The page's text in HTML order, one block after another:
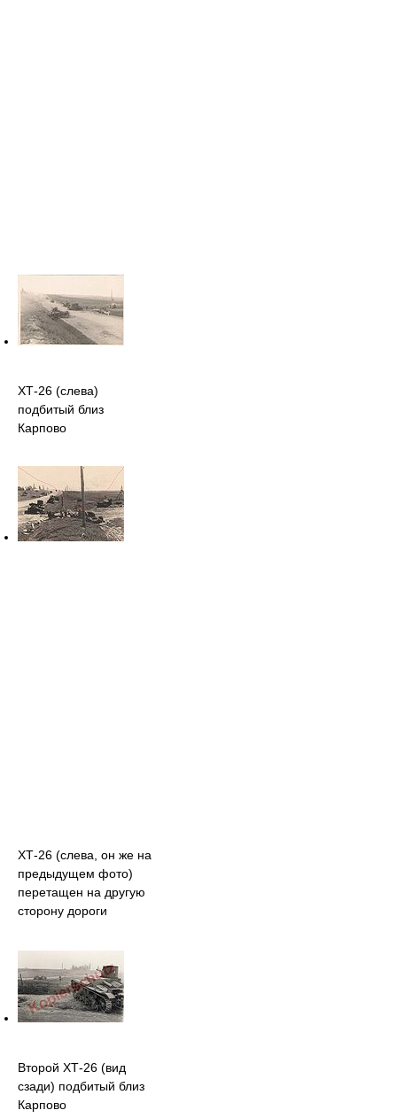
ХТ-26 (слева)
подбитый близ
Карпово
ХТ-26 (слева, он же на
предыдущем фото)
перетащен на другую
сторону дороги
Второй ХТ-26 (вид
сзади) подбитый близ
Карпово